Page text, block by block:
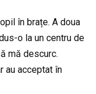
în brațe. A doua
o la un centru de
mă descurc.
au acceptat în